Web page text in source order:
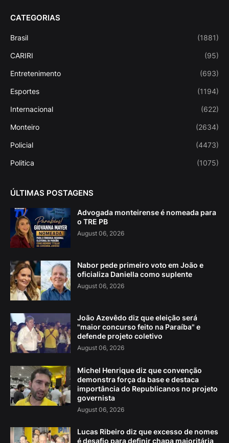
CATEGORIAS
Brasil (1881)
CARIRI (95)
Entretenimento (693)
Esportes (1194)
Internacional (622)
Monteiro (2634)
Policial (4473)
Politica (1075)
ÚLTIMAS POSTAGENS
Advogada monteirense é nomeada para
o TRE PB
August 06, 2026
Nabor pede primeiro voto em João e
oficializa Daniella como suplente
August 06, 2026
João Azevêdo diz que eleição será
"maior concurso feito na Paraíba" e
defende projeto coletivo
August 06, 2026
Michel Henrique diz que convenção
demonstra força da base e destaca
importância do Republicanos no projeto
governista
August 06, 2026
Lucas Ribeiro diz que excesso de nomes
é desafio para definir chapa majoritária